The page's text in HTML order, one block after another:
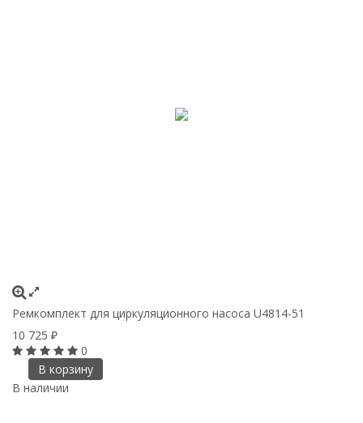
Ремкомплект для циркуляционного насоса U4814-51
10 725 ₽
0
В корзину
В наличии